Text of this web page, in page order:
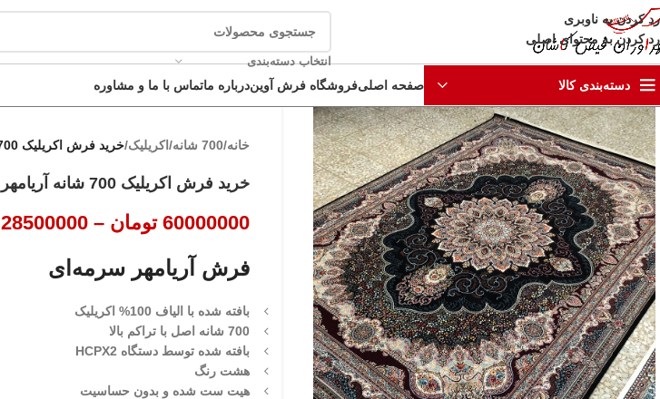
رد کردن به ناوبری
رد کردن به محتوای اصلی
انتخاب دسته‌بندی
دسته‌بندی کالا صفحه اصلیفروشگاه فرش آویندرباره ماتماس با ما و مشاوره
خانه/700 شانه /اکریلیک/خرید فرش اکریلیک 700 شانه آریا‌مهر سرمه‌ای
خرید فرش اکریلیک 700 شانه آریا‌مهر سرمه‌ای
60000000 تومان –
28500000
فرش آریا‌مهر سرمه‌ای
بافته شده با الیاف 100% اکریلیک
700 شانه اصل با تراکم بالا
بافته شده توسط دستگاه HCPX2
هشت رنگ
هیت ست شده و بدون حساسیت